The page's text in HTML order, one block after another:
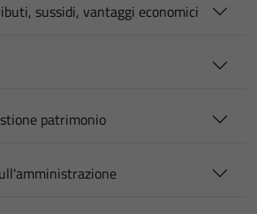
sussidi, vantaggi economici
patrimonio